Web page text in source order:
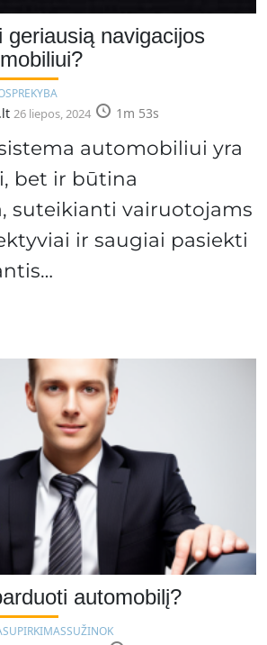
geriausią navigacijos
PREKYBA
26 liepos, 2024 1m 53s
automobiliui yra
bet ir būtina
suteikianti vairuotojams
ir saugiai pasiekti
automobilį?
SUPIRKIMASSUŽINOK